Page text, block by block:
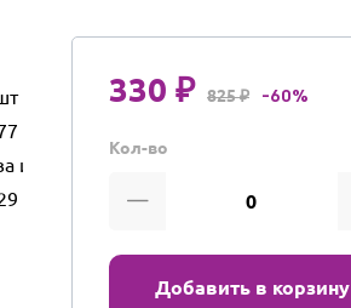
и бытового использования
330 ₽ 825 ₽ -60%
Кол-во
Добавить в корзину